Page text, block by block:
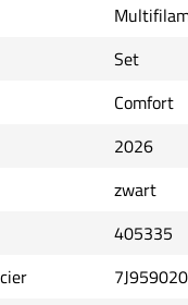
Set
Comfort
2026
zwart
405335
7J959020